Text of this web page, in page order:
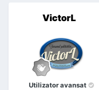
VictorL
Utilizator avansat